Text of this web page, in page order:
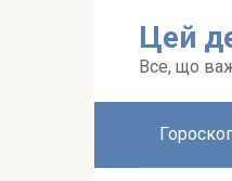
Цей
Все, що